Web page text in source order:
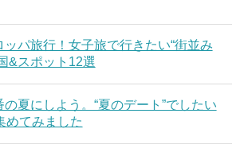
ッパ旅行！女子旅で行きたい“街並み
&スポット12選
の夏にしよう。“夏のデート”でしたい
めてみました